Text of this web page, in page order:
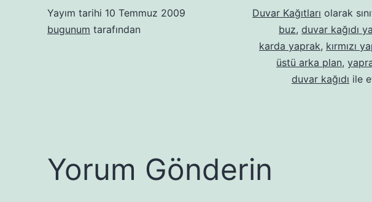
Yayım tarihi 10 Temmuz 2009
bugunum tarafından
Duvar Kağıtları olarak
buz, duvar kağıdı
karda yaprak, kırmızı
üstü arka plan,
duvar kağıdı ile
Yorum Gönderin